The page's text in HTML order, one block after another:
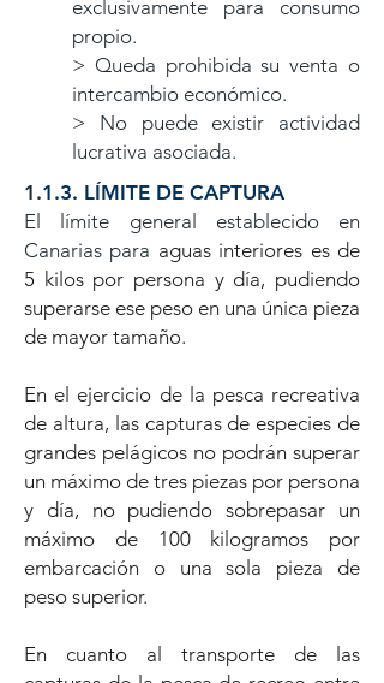
exclusivamente para consumo
propio.
> Queda prohibida su venta o
intercambio económico.
> No puede existir actividad
lucrativa asociada.
​1.1.3. LÍMITE DE CAPTURA
El límite general establecido en
Canarias para aguas interiores es de
5 kilos por persona y día, pudiendo
superarse ese peso en una única pieza
de mayor tamaño.
En el ejercicio de la pesca recreativa
de altura, las capturas de especies de
grandes pelágicos no podrán superar
un máximo de tres piezas por persona
y día, no pudiendo sobrepasar un
máximo de 100 kilogramos por
embarcación o una sola pieza de
peso superior.
En cuanto al transporte de las